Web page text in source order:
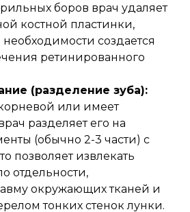
боров врач удаляет
костной пластинки,
создается
ретинированного
(разделение зуба):
или имеет
разделяет его на
(обычно 2-3 части) с
позволяет извлекать
отдельности,
окружающих тканей и
тонких стенок лунки.